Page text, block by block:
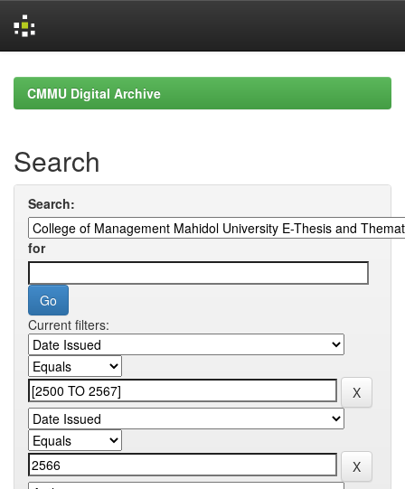
navigationCMMU Digital Archive
Search
Search:
for
Current filters: